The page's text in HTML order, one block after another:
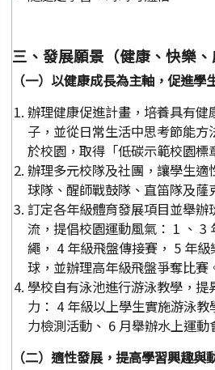
三、發展願景（健康、快樂、
（一）以健康成長為主軸，促進學
辦理健康促進計畫，培養具有健
子，並從日常生活中思考節能方
於校園，取得「低碳示範校園標
辦理多元校隊及社團，讓學生適
球隊、醒師戰鼓隊、直笛隊及
訂定各年級體育發展項目並舉辦
流，提倡校園運動風氣： 1 、 3
繩， 4 年級飛盤傳接賽， 5 年
球，並辦理高年級飛盤爭奪比賽
學校自有泳池進行游泳教學，提
力： 4 年級以上學生實施游泳
力檢測活動、 6 月舉辦水上運動
（二）適性發展，提高學習興趣